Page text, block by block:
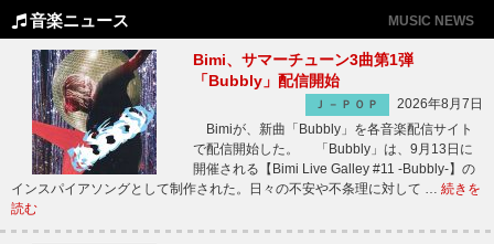
音楽ニュース MUSIC NEWS
Bimi、サマーチューン3曲第1弾
「Bubbly」配信開始
Ｊ－ＰＯＰ
2026年8月7日
Bimiが、新曲「Bubbly」を各音楽配信サイト
で配信開始した。 「Bubbly」は、9月13日に
開催される【Bimi Live Galley #11 -Bubbly-】の
インスパイアソングとして制作された。日々の不安や不条理に対して … 続きを
読む